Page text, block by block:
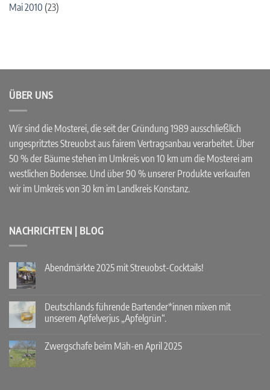
Mai 2010 (23)
ÜBER UNS
Wir sind die Mosterei, die seit der Gründung 1989 ausschließlich
ungespritztes Streuobst aus fairem Vertragsanbau verarbeitet. Über
50 % der Bäume stehen im Umkreis von 10 km um die Mosterei am
westlichen Bodensee. Und über 90 % unserer Produkte verkaufen
wir im Umkreis von 30 km im Landkreis Konstanz.
NACHRICHTEN | BLOG
Abendmärkte 2025 mit Streuobst-Cocktails!
Abendmärkte
2025
mit
Deutschlands führende Bartender*innen mixen mit
unserem Apfelverjus „Apfelgrün“.
zu
Deutschlands
Zwergschafe beim Mäh-en April 2025